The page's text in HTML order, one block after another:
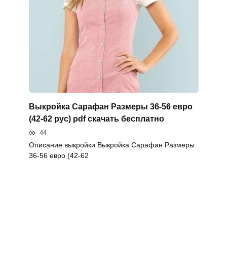
Выкройка Сарафан Размеры 36-56 евро
(42-62 рус) pdf скачать бесплатно
44
Описание выкройки Выкройка Сарафан Размеры
36-56 евро (42-62